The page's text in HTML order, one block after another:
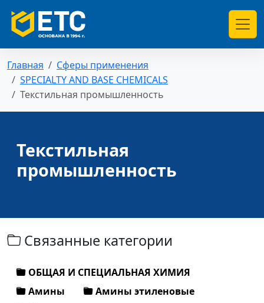
Главная
Сферы применения
SPECIALTY AND BASE CHEMICALS
Текстильная промышленность
Текстильная
промышленность
Связанные категории
ОБЩАЯ И СПЕЦИАЛЬНАЯ ХИМИЯ
Амины
Амины этиленовые